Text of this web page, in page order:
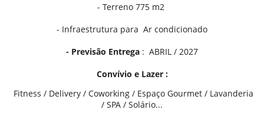
- Terreno 775 m2
- Infraestrutura para Ar condicionado
- Previsão Entrega : ABRIL / 2027
Convívio e Lazer :
Fitness / Delivery / Coworking / Espaço Gourmet / Lavanderia
/ SPA / Solário...